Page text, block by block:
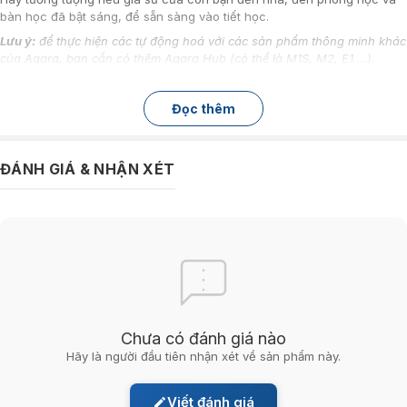
bàn học đã bật sáng, để sẵn sàng vào tiết học.
Lưu ý: để thực hiện các tự động hoá với các sản phẩm thông minh khác
của Aqara, bạn cần có thêm Aqara Hub (có thể là M1S, M2, E1 …).
Thoải mái trò chuyện qua chuông cửa, khi có ai đó nhấn chuông, dù
thị hình ảnh rộng hơn, rõ ràng và ổn định hơn.
Và đặc biệt chuông hình G4 này có thể sử dụng ngoài trời với khả năng
Với chuẩn chống nước này, bạn nên lắp ở hiên nhà và các khu
vực có mái che. Tránh tiếp xúc với nước sẽ làm hỏng thiết bị, và không
được bảo hành từ Hãng Aqara.
Đàm thoại 2 chiều thông qua smartphone ở bất cứ đâu.
Đọc thêm
ĐÁNH GIÁ & NHẬN XÉT
Chưa có đánh giá nào
Hãy là người đầu tiên nhận xét về sản phẩm này.
Viết đánh giá